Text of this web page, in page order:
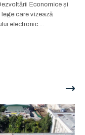
Economice și
care vizează
electronic....